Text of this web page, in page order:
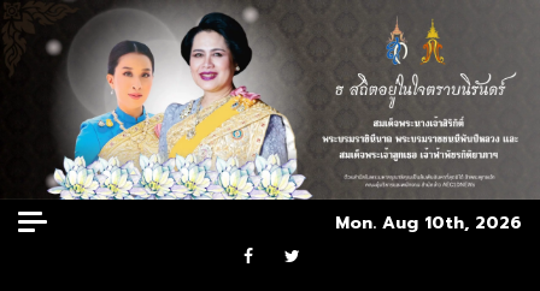
Skip
to
Mon. Aug 10th, 2026
Facebook
Twitter